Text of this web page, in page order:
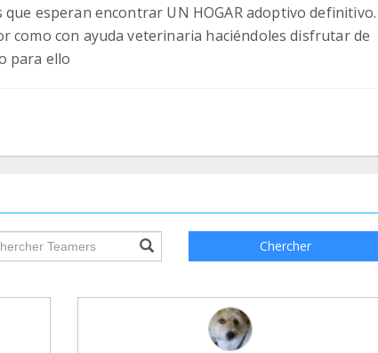
esperan encontrar UN HOGAR adoptivo definitivo.
como con ayuda veterinaria haciéndoles disfrutar de
para ello
Chercher